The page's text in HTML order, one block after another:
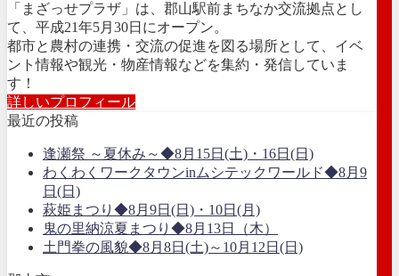
「まざっせプラザ」は、郡山駅前まちなか交流拠点とし
て、平成21年5月30日にオープン。
都市と農村の連携・交流の促進を図る場所として、イベ
ント情報や観光・物産情報などを集約・発信していま
す！
詳しいプロフィール
最近の投稿
逢瀬祭 ～夏休み～◆8月15日(土)・16日(日)
わくわくワークタウンinムシテックワールド◆8月9
日(日)
萩姫まつり◆8月9日(日)・10日(月)
鬼の里納涼夏まつり◆8月13日（木）
土門拳の風貌◆8月8日(土)～10月12日(日)